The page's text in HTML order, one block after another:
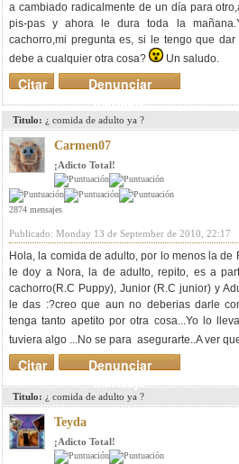
a cambiado radicalmente de un día para
pis-pas y ahora le dura toda la
cachorro,mi pregunta es, si le tengo que
debe a cualquier otra cosa?
Un saludo.
Denunciar
mensaje
Citar
Titulo: ¿ comida de adulto ya ?
Carmen07
¡Adicto Total!
2874 mensajes
Publicado: Monday 13 de September de 2010, 22:17
Hola, la comida de adulto, por lo menos la de
le doy a Nora, la de adulto, repito, es a
cachorro(R.C Puppy), Junior (R.C junior) y
le das :?creo que aun no deberias darle
tenga tanto apetito por otra cosa...Yo lo
tuviera algo ...No se para asegurarte..A ver
Denunciar
mensaje
Citar
Titulo: ¿ comida de adulto ya ?
Teyda
¡Adicto Total!